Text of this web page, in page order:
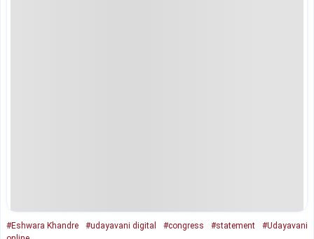
#Eshwara Khandre #udayavani digital #congress #statement
#Udayavani